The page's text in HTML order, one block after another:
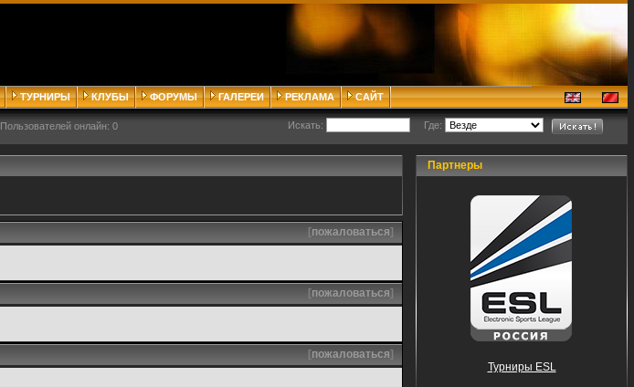
ТУРНИРЫ КЛУБЫ ФОРУМЫ ГАЛЕРЕИ РЕКЛАМА САЙТ
Пользователей онлайн: 0 Искать: Где:
[пожаловаться]
[пожаловаться]
[пожаловаться]
Партнеры
Турниры ESL